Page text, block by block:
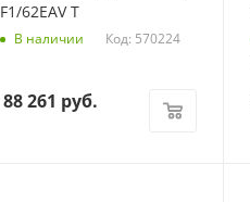
F1/62EAV T
В наличии Код: 570224
88 261 руб.